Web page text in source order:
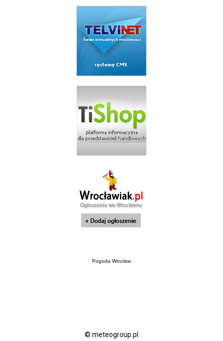
Pogoda Wrocław
© meteogroup.pl